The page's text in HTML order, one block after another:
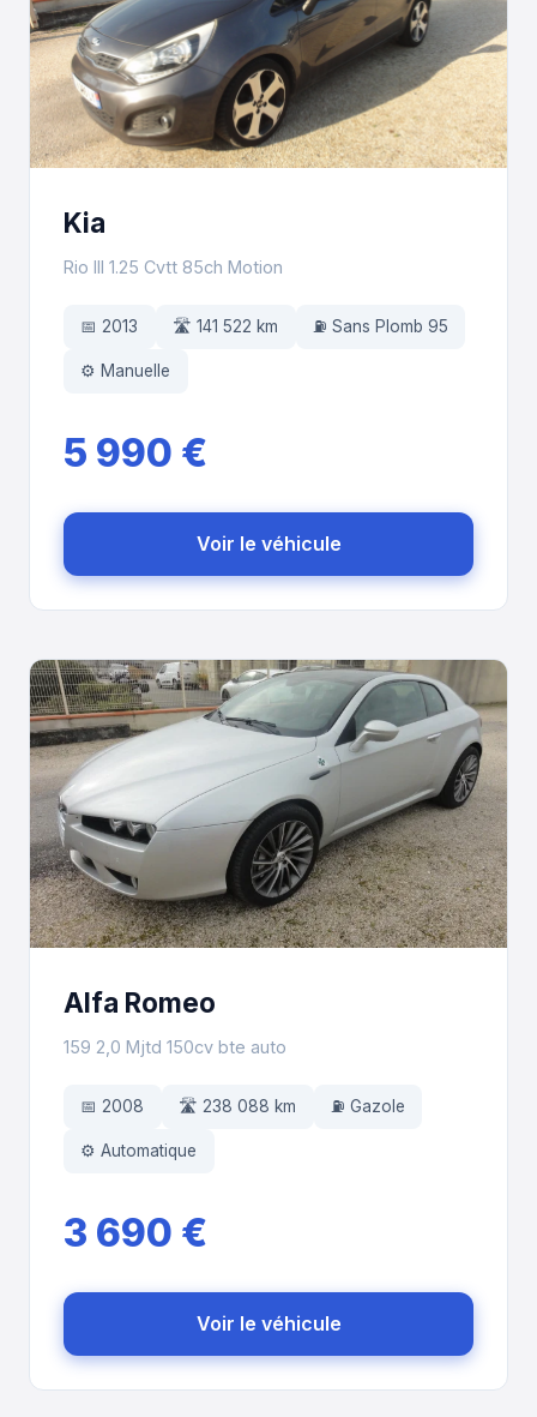
Kia
Rio III 1.25 Cvtt 85ch Motion
📅 2013 🛣️ 141 522 km ⛽ Sans Plomb 95
⚙️ Manuelle
5 990 €
Voir le véhicule
Alfa Romeo
159 2,0 Mjtd 150cv bte auto
📅 2008 🛣️ 238 088 km ⛽ Gazole
⚙️ Automatique
3 690 €
Voir le véhicule